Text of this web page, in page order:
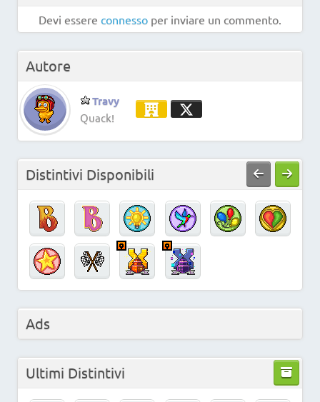
Devi essere connesso per inviare un commento.
Autore
Travy
Quack!
Distintivi Disponibili
Ads
Ultimi Distintivi